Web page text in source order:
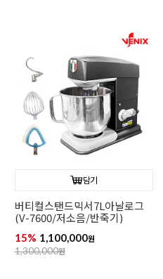
담기
버티컬스탠드믹서7L아날로그
(V-7600/저소음/반죽기)
15% 1,100,000원
1,300,000원